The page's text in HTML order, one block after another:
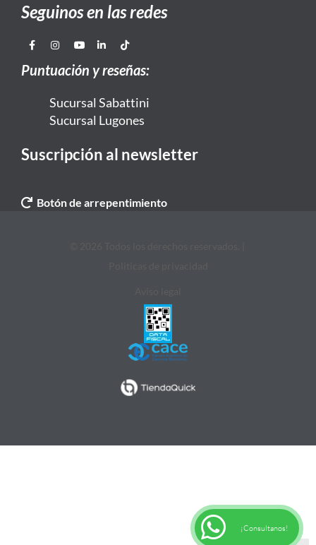
Seguinos en las redes
Puntuación y reseñas:
Sucursal Sabattini
Sucursal Lugones
Suscripción al newsletter
Botón de arrepentimiento
¡Consultanos!